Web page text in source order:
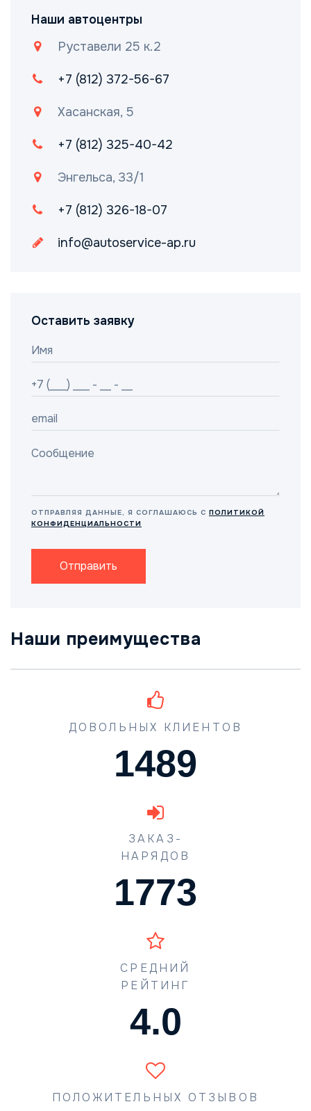
Наши автоцентры
Руставели 25 к.2
+7 (812) 372-56-67
Хасанская, 5
+7 (812) 325-40-42
Энгельса, 33/1
+7 (812) 326-18-07
info@autoservice-ap.ru
Оставить заявку
ОТПРАВЛЯЯ ДАННЫЕ, Я СОГЛАШАЮСЬ С ПОЛИТИКОЙ
КОНФИДЕНЦИАЛЬНОСТИ
Отправить
Наши преимущества
ДОВОЛЬНЫХ КЛИЕНТОВ
1489
ЗАКАЗ-
НАРЯДОВ
1773
СРЕДНИЙ
РЕЙТИНГ
4.5
ПОЛОЖИТЕЛЬНЫХ ОТЗЫВОВ